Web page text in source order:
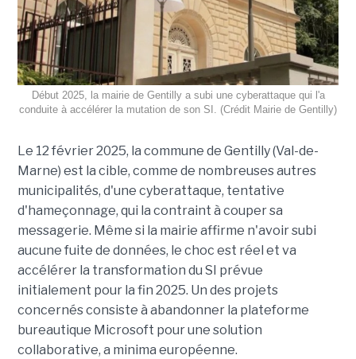
Début 2025, la mairie de Gentilly a subi une cyberattaque qui l'a
conduite à accélérer la mutation de son SI. (Crédit Mairie de Gentilly)
Le 12 février 2025, la commune de Gentilly (Val-de-
Marne) est la cible, comme de nombreuses autres
municipalités, d'une cyberattaque, tentative
d'hameçonnage, qui la contraint à couper sa
messagerie. Même si la mairie affirme n'avoir subi
aucune fuite de données, le choc est réel et va
accélérer la transformation du SI prévue
initialement pour la fin 2025. Un des projets
concernés consiste à abandonner la plateforme
bureautique Microsoft pour une solution
collaborative, a minima européenne.